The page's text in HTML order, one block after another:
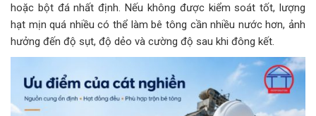
hoặc bột đá nhất định. Nếu không được kiểm soát tốt, lượng
hạt mịn quá nhiều có thể làm bê tông cần nhiều nước hơn, ảnh
hưởng đến độ sụt, độ dẻo và cường độ sau khi đông kết.